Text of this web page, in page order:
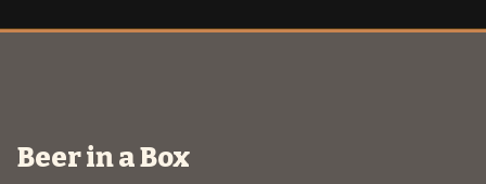
Beer in a Box